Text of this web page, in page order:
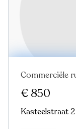
Commerciële
€ 850
Kasteelstraat